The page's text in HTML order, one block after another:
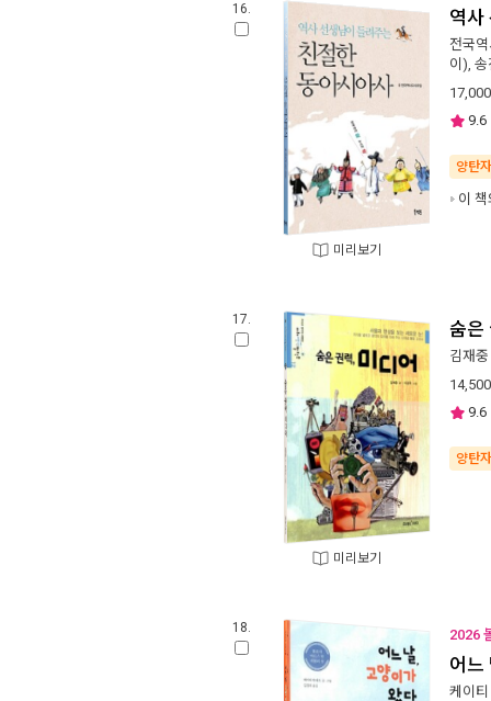
16.
미리보기
역사
전국
이), 송
17,000
9.6
양탄
이
17.
미리보기
숨은
김재중
14,500
9.6
양탄
18. 2026
어느
케이